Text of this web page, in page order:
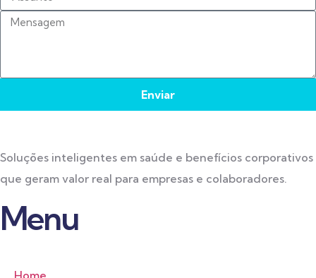
Enviar
Soluções inteligentes em saúde e benefícios corporativos
que geram valor real para empresas e colaboradores.
Menu
Home